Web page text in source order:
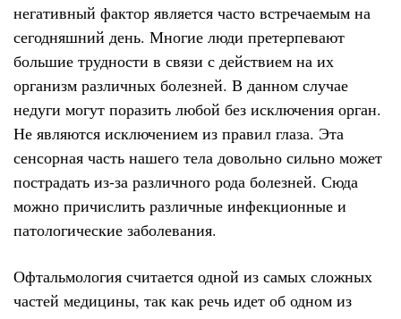
негативный фактор является часто встречаемым на
сегодняшний день. Многие люди претерпевают
большие трудности в связи с действием на их
организм различных болезней. В данном случае
недуги могут поразить любой без исключения орган.
Не являются исключением из правил глаза. Эта
сенсорная часть нашего тела довольно сильно может
пострадать из-за различного рода болезней. Сюда
можно причислить различные инфекционные и
патологические заболевания.
Офтальмология считается одной из самых сложных
частей медицины, так как речь идет об одном из